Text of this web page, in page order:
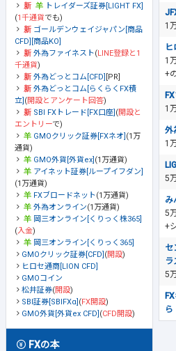
トレイダーズ証券[LIGHT FX]
(1千通貨でも)
ゴールデンウェイジャパン[商品
CFD][商品KO]
外為ファイネスト(LINE登録と1
千通貨)
外為どっとコム[CFD] [PR]
外為どっとコム[らくらくFX積
立] (開設とアンケート回答)
SBI FXトレード[FX口座] (開設と
エントリーで)
GMOクリック証券[FXネオ] (1万
通貨)
GMO外貨[外貨ex] (1万通貨)
アイネット証券[ループイフダン]
(1万通貨)
FXブロードネット(1万通貨)
外為オンライン(1万通貨)
岡三オンライン[くりっく株365]
(入金)
岡三オンライン[くりっく365]
GMOクリック証券[CFD] (開設)
ヒロセ通商[LION CFD]
GMOコイン
松井証券(開設)
SBI証券[SBIFXα] (FX開設)
GMO外貨[外貨ex CFD] (CFD開設)
FXの本
1
ヒ
1
+
1
外
1
5
み
5
+
セ
ラ
5
ら